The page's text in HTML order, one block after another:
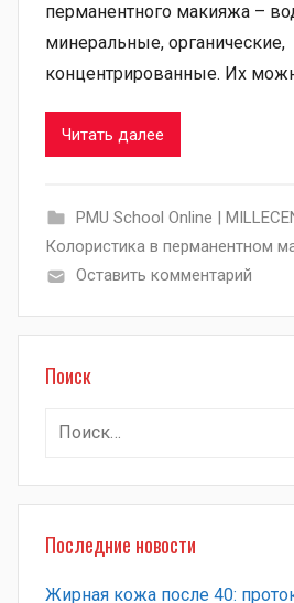
перманентного макияжа –
минеральные, органические,
концентрированные. Их
Читать далее
PMU School Online |
Колористика в перманентном
Оставить комментарий
Поиск
Найти:
Последние новости
Жирная кожа после 40: